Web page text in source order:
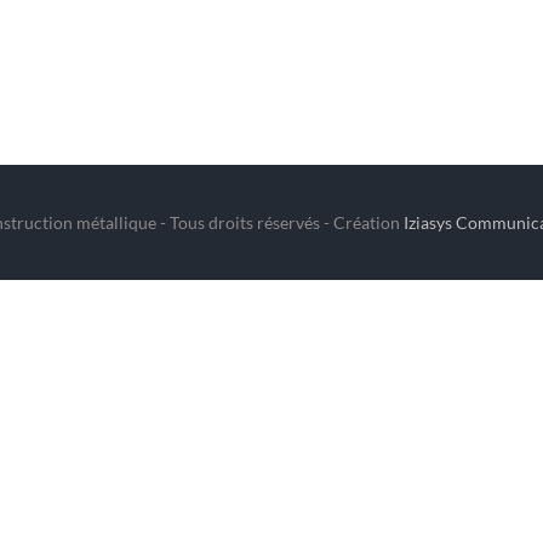
métallique - Tous droits réservés - Création Iziasys